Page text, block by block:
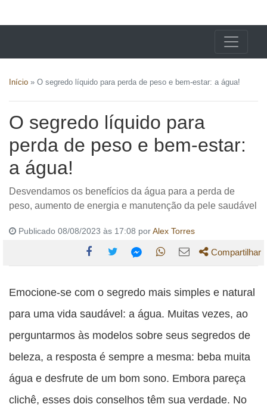
Início » O segredo líquido para perda de peso e bem-estar: a água!
O segredo líquido para
perda de peso e bem-estar:
a água!
Desvendamos os benefícios da água para a perda de
peso, aumento de energia e manutenção da pele saudável
Publicado 08/08/2023 às 17:08 porAlex Torres
esta
publicação
esta
publicação
esta
publicação
esta
publicação
WhatsApp
esta
publicação
Email
Compartilhar
Emocione-se com o segredo mais simples e natural
para uma vida saudável: a água. Muitas vezes, ao
perguntarmos às modelos sobre seus segredos de
beleza, a resposta é sempre a mesma: beba muita
água e desfrute de um bom sono. Embora pareça
clichê, esses dois conselhos têm sua verdade. No